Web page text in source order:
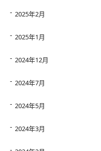
2025年2月
2025年1月
2024年12月
2024年7月
2024年5月
2024年3月